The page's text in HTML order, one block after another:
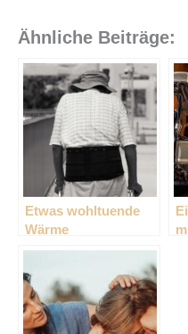
Ähnliche Beiträge:
Etwas wohltuende
Wärme